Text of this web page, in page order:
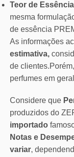
Teor de Essência
mesma
de essência
As informações
estimativa,
de
perfumes em
Considere que
produzidos do
importado
Notas e
variar,